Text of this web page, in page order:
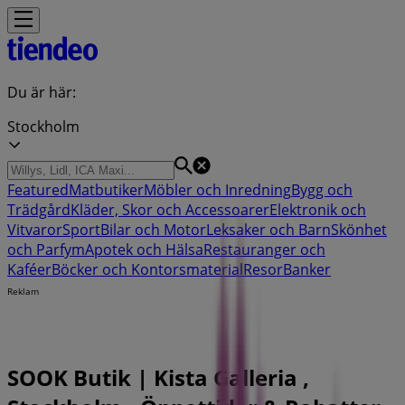
Du är här:
Stockholm
FeaturedMatbutikerMöbler och InredningBygg och
TrädgårdKläder, Skor och AccessoarerElektronik och
VitvarorSportBilar och MotorLeksaker och BarnSkönhet
och ParfymApotek och HälsaRestauranger och
KaféerBöcker och KontorsmaterialResorBanker
Reklam
SOOK Butik | Kista Galleria ,